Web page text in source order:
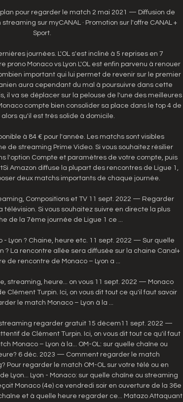
plan pour regarder le match 2 mai 2021 — Diffusion de
sur myCANAL · Promotion sur l'offre CANAL +
Sport.
journées. L'OL s'est incliné à 5 reprises en 7
prono Monaco vs Lyon L'OL est enfin parvenu à renouer
important qui lui permet de revenir sur le premier
aura cependant du mal à poursuivre dans cette
il va se déplacer sur la pelouse de l'une des meilleures
compte bien consolider sa place dans le top 4 de
alors qu'il est très solide à domicile.
à 84 € pour l'année. Les matchs sont visibles
de streaming Prime Video. Si vous souhaitez résilier
l'option Compte et paramètres de votre compte, puis
Amazon diffuse la plupart des rencontres de Ligue 1,
deux matchs importants de chaque journée.
Compositions et TV 11 sept. 2022 — Regarder
télévision. Si vous souhaitez suivre en directe la plus
de la 7ème journée de Ligue 1 ce ...
- Lyon ? Chaine, heure etc. 11 sept. 2022 — Sur quelle
? La rencontre allée sera diffusée sur la chaine Canal+
de rencontre de Monaco – Lyon a ...
streaming, heure... on vous 11 sept. 2022 — Monaco
Clément Turpin. Ici, on vous dit tout ce qu'il faut savoir
le match Monaco – Lyon à la ...
streaming regarder gratuit 15 décem11 sept. 2022 —
de Clément Turpin. Ici, on vous dit tout ce qu'il faut
Monaco – Lyon à la... OM-OL: sur quelle chaîne ou
6 déc. 2023 — Comment regarder le match
Pour regarder le match OM-OL sur votre télé ou en
Lyon... Lyon - Monaco: sur quelle chaîne ou streaming
Monaco (4e) ce vendredi soir en ouverture de la 36e
et à quelle heure regarder ce... Matazo Attaquant